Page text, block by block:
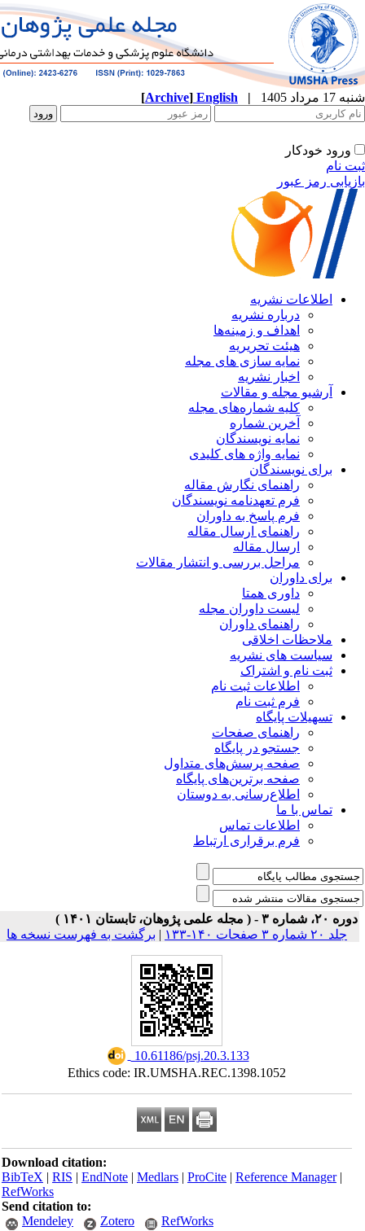
|
English
[ Archive]
های مجله
مجله
های کلیدی
نگارش مقاله
نویسندگان
به داوران
ارسال مقاله
و انتشار مقالات
مجله
متداول
پایگاه
به دوستان
ارتباط
| برگشت به فهرست نسخه ها
‎ 10.61186/psj.20.3.133
Ethics code:
BibTeX|RIS| EndNote |Medlars|ProCite|
Mendeley
Zotero